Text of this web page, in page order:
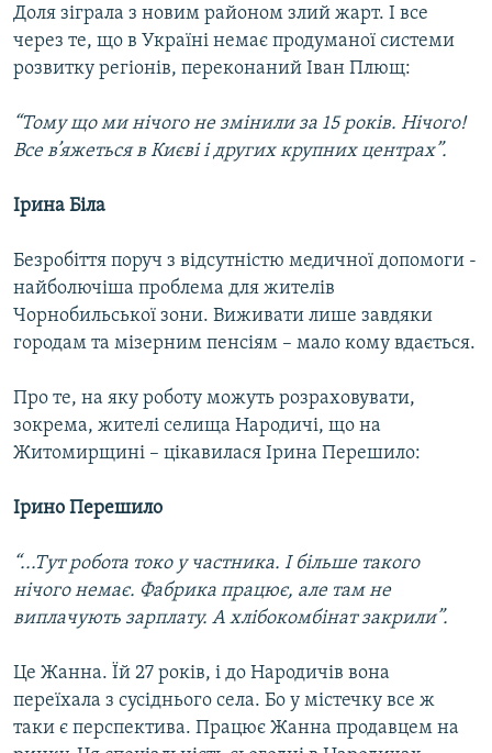
Доля зіграла з новим районом злий жарт. І все
через те, що в Україні немає продуманої системи
розвитку регіонів, переконаний Іван Плющ:
“Тому що ми нічого не змінили за 15 років. Нічого!
Все в’яжеться в Києві і других крупних центрах”.
Ірина Біла
Безробіття поруч з відсутністю медичної допомоги -
найболючіша проблема для жителів
Чорнобильської зони. Виживати лише завдяки
городам та мізерним пенсіям – мало кому вдається.
Про те, на яку роботу можуть розраховувати,
зокрема, жителі селища Народичі, що на
Житомирщині – цікавилася Ірина Перешило:
Ірино Перешило
“...Тут робота токо у частника. І більше такого
нічого немає. Фабрика працює, але там не
виплачують зарплату. А хлібокомбінат закрили”.
Це Жанна. Їй 27 років, і до Народичів вона
переїхала з сусіднього села. Бо у містечку все ж
таки є перспектива. Працює Жанна продавцем на